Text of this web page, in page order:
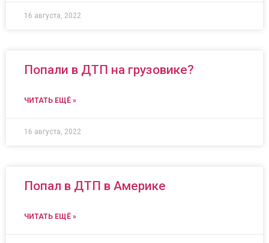
16 августа, 2022
Попали в ДТП на грузовике?
ЧИТАТЬ ЕЩЁ »
16 августа, 2022
Попал в ДТП в Америке
ЧИТАТЬ ЕЩЁ »